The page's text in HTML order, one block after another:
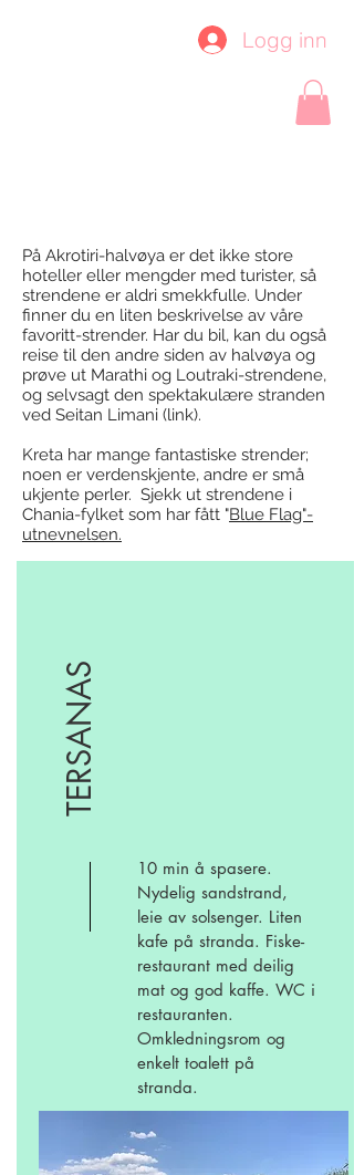
Logg inn
På Akrotiri-halvøya er det ikke store
hoteller eller mengder med turister, så
strendene er aldri smekkfulle. Under
finner du en liten beskrivelse av våre
favoritt-strender. Har du bil, kan du også
reise til den andre siden av halvøya og
prøve ut Marathi og Loutraki-strendene,
og selvsagt den spektakulære stranden
ved Seitan Limani (link).
Kreta har mange fantastiske strender;
noen er verdenskjente, andre er små
ukjente perler. Sjekk ut strendene i
Chania-fylket som har fått "Blue Flag"-
utnevnelsen.
TERSANAS
10 min å spasere.
Nydelig sandstrand,
leie av solsenger. Liten
kafe på stranda. Fiske-
restaurant med deilig
mat og god kaffe. WC i
restauranten.
Omkledningsrom og
enkelt toalett på
stranda.